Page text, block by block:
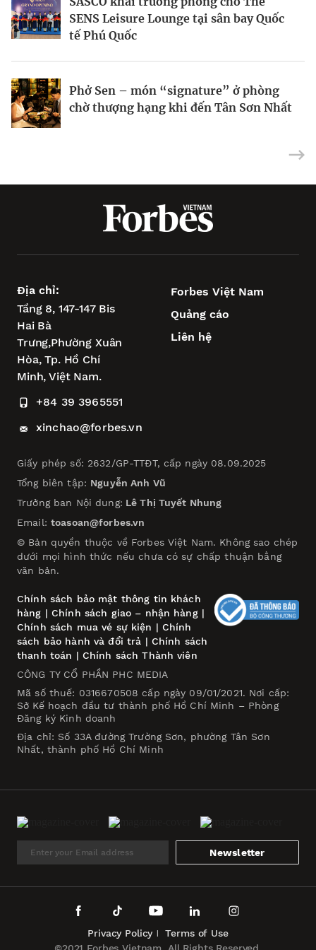
SENS Leisure Lounge tại sân bay Quốc
tế Phú Quốc
Phở Sen – món “signature” ở phòng
chờ thượng hạng khi đến Tân Sơn Nhất
Điểm hẹn mua sắm mùa hè “Chờ bay
sành điệu – sắm ngay hàng hiệu”
Explorations Company hợp tác LOVE
BRAND & Co. nâng cao nhận thức bảo
20 quốc gia thân thiện nhất thế giới
theo Remitly
Quà Valentine cho những người thích di
chuyển
Địa chỉ:
Tầng 8, 147-147 Bis
Hai Bà
Trưng,Phường Xuân
Hòa,Tp. Hồ Chí
Minh, Việt Nam.
+84 39 3965551
xinchao@forbes.vn
Forbes Việt Nam
Quảng cáo
Liên hệ
Giấy phép số: 2632/GP-TTĐT, cấp ngày 08.09.2025
Tổng biên tập: Nguyễn Anh Vũ
Trưởng ban Nội dung: Lê Thị Tuyết Nhung
Email: toasoan@forbes.vn
© Bản quyền thuộc về Forbes Việt Nam. Không sao chép
dưới mọi hình thức nếu chưa có sự chấp thuận bằng
văn bản.
Chính sách bảo mật thông tin khách
hàng | Chính sách giao – nhận hàng|
Chính sách mua vé sự kiện | Chính
sách bảo hành và đổi trả | Chính sách
thanh toán | Chính sách Thành viên
CÔNG TY CỔ PHẦN PHC MEDIA
Mã số thuế: 0316670508 cấp ngày 09/01/2021. Nơi cấp:
Sở Kế hoạch đầu tư thành phố Hồ Chí Minh – Phòng
Đăng ký Kinh doanh
Địa chỉ: Số 33A đường Trường Sơn, phường Tân Sơn
Nhất, thành phố Hồ Chí Minh
Newsletter
©2021 Forbes Vietnam. All Rights Reserved.
Privacy Policy Terms of Use